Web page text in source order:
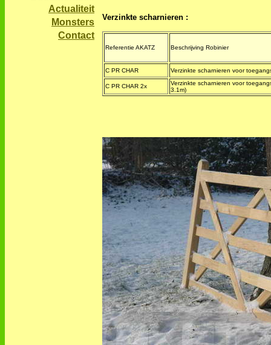
Actualiteit
Monsters
Contact
Verzinkte scharnieren :
Referentie AKATZ Beschrijving Robinier
C PR CHAR Verzinkte scharnieren voor
C PR CHAR 2x
Verzinkte scharnieren voor
3.1m)